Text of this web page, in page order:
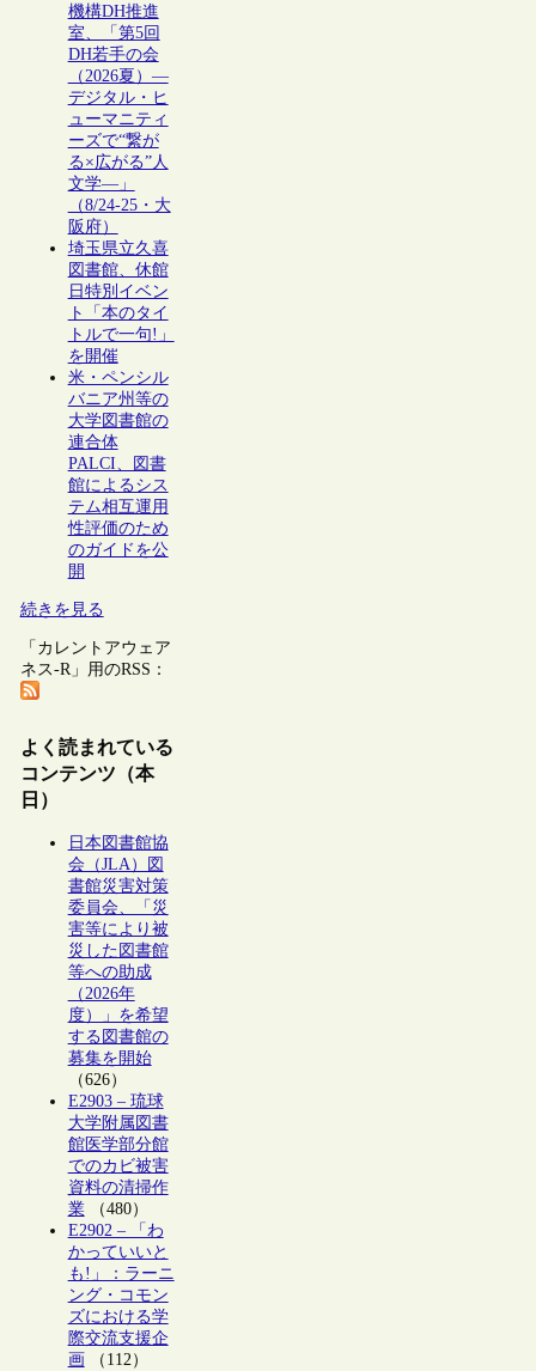
機構DH推進
室、「第5回
DH若手の会
（2026夏）―
デジタル・ヒ
ューマニティ
ーズで“繋が
る×広がる”人
文学―」
（8/24-25・大
阪府）
埼玉県立久喜
図書館、休館
日特別イベン
ト「本のタイ
トルで一句!」
を開催
米・ペンシル
バニア州等の
大学図書館の
連合体
PALCI、図書
館によるシス
テム相互運用
性評価のため
のガイドを公
開
続きを見る
「カレントアウェア
ネス-R」用のRSS：
よく読まれている
コンテンツ（本
日）
日本図書館協
会（JLA）図
書館災害対策
委員会、「災
害等により被
災した図書館
等への助成
（2026年
度）」を希望
する図書館の
募集を開始
（626）
E2903 – 琉球
大学附属図書
館医学部分館
でのカビ被害
資料の清掃作
業（480）
E2902 – 「わ
かっていいと
も!」：ラーニ
ング・コモン
ズにおける学
際交流支援企
画 （112）